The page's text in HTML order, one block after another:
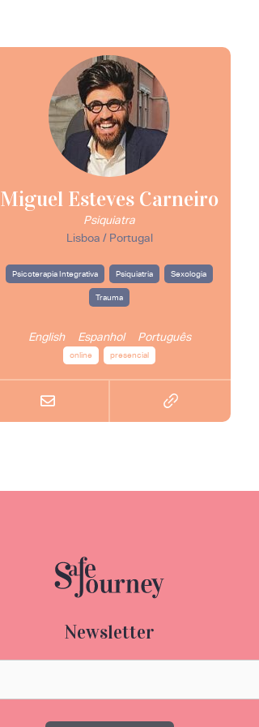
Miguel Esteves Carneiro
Psiquiatra
Lisboa / Portugal
Psicoterapia Integrativa Psiquiatria Sexologia
Trauma
English Espanhol Português
online presencial
Newsletter